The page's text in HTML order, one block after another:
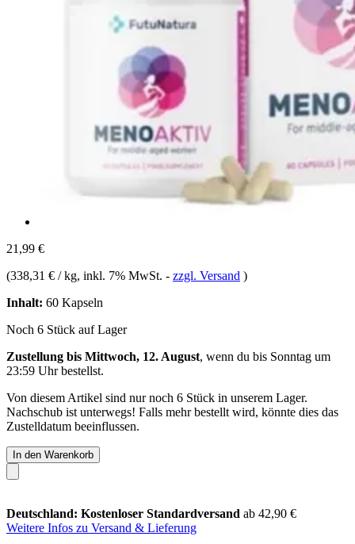
21,99 €
(338,31 € / kg, inkl. 7% MwSt. - zzgl. Versand )
Inhalt: 60 Kapseln
Noch 6 Stück auf Lager
Zustellung bis Mittwoch, 12. August, wenn du bis Sonntag um
23:59 Uhrbestellst.
Von diesem Artikel sind nur noch 6 Stück in unserem Lager.
Nachschub ist unterwegs! Falls mehr bestellt wird, könnte dies das
Zustelldatum beeinflussen.
In den Warenkorb
Deutschland: Kostenloser Standardversand ab 42,90 €
Weitere Infos zu Versand & Lieferung